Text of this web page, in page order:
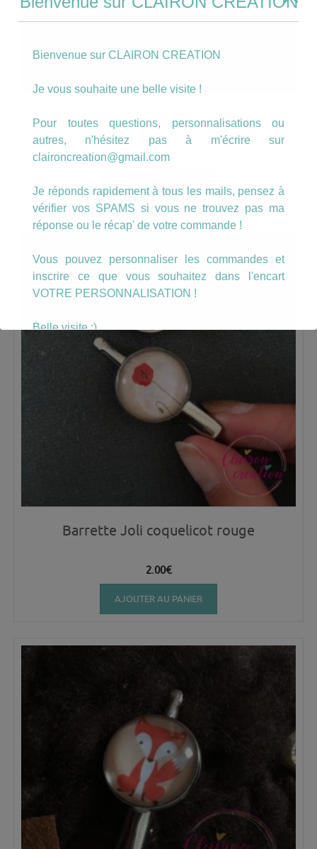
Barrette motif fleuri bleu
2.00€
AJOUTER AU PANIER
Barrette Joli coquelicot rouge
2.00€
AJOUTER AU PANIER
Bienvenue sur CLAIRON CREATION
Je vous souhaite une belle visite !
Pour toutes questions, personnalisations ou
autres, n'hésitez pas à m'écrire sur
claironcreation@gmail.com
Je réponds rapidement à tous les mails, pensez à
vérifier vos SPAMS si vous ne trouvez pas ma
réponse ou le récap' de votre commande !
Vous pouvez personnaliser les commandes et
inscrire ce que vous souhaitez dans l'encart
VOTRE PERSONNALISATION !
Belle visite :)